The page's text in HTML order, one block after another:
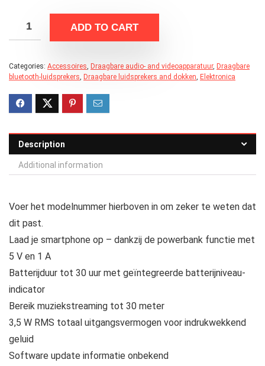
ADD TO CART
Categories: Accessoires Draagbare audio- and videoapparatuur, Draagbare
bluetooth-luidsprekers Draagbare luidsprekers and dokken Elektronica
Description
Additional information
Voer het modelnummer hierboven in om zeker te weten dat
dit past.
Laad je smartphone op – dankzij de powerbank functie met
5 V en 1 A
Batterijduur tot 30 uur met geïntegreerde batterijniveau-
indicator
Bereik muziekstreaming tot 30 meter
3,5 W RMS totaal uitgangsvermogen voor indrukwekkend
geluid
Software update informatie onbekend